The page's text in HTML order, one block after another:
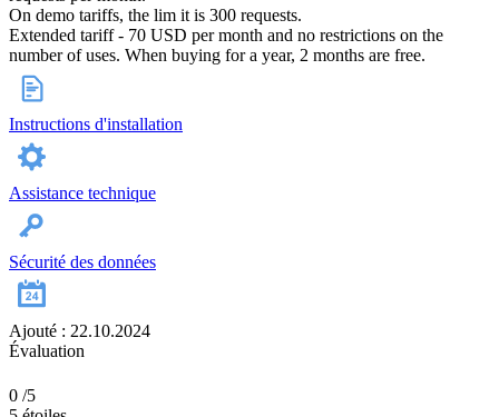
On demo tariffs, the lim it is 300 requests.
Extended tariff - 70 USD per month and no restrictions on the
number of uses. When buying for a year, 2 months are free.
Instructions d'installation
Assistance technique
Sécurité des données
Ajouté : 22.10.2024
Évaluation
0 /5